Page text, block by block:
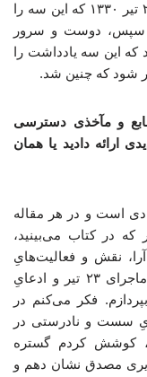
توده به‌ویژه سازمانِ نظامیِ آن و ماجرای ۲۳ تیر ۱۳۳۰ که این سه را
سپس، دوست و سرور
که این سه یادداشت را
شود که چنین شد.
و مآخذی دسترسی
ارائه دادید یا همان
است و در هر مقاله
که در کتاب می‌بینید،
نقش و فعالیت‌هایِ
حزب توده و به‌ویژه سازمان نظامی آن و ماجرای ۲۳ تیر و ادعایِ
فکر می‌کنم در
سست و نادرستی در
کوشش کردم گستره
مصدق نشان دهم و